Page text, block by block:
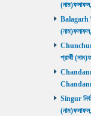
Balagarh
Chunchura
প্রার্থী
Singur